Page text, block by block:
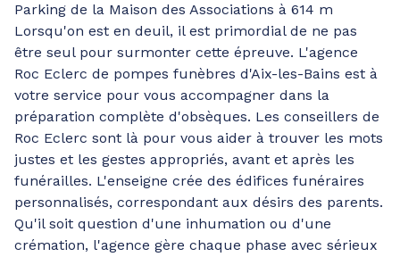
Parking de la Maison des Associations à 614 m
Lorsqu'on est en deuil, il est primordial de ne pas
être seul pour surmonter cette épreuve. L'agence
Roc Eclerc de pompes funèbres d'Aix-les-Bains est à
votre service pour vous accompagner dans la
préparation complète d'obsèques. Les conseillers de
Roc Eclerc sont là pour vous aider à trouver les mots
justes et les gestes appropriés, avant et après les
funérailles. L'enseigne crée des édifices funéraires
personnalisés, correspondant aux désirs des parents.
Qu'il soit question d'une inhumation ou d'une
crémation, l'agence gère chaque phase avec sérieux